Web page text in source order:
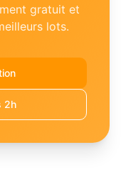
gratuit et
lots.
2h